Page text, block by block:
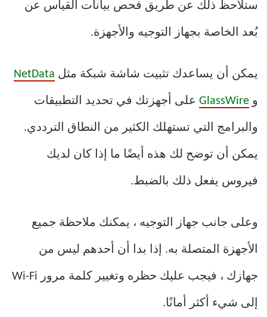
ستلاحظ ذلك عن طريق فحص بيانات القياس عن
بُعد الخاصة بجهاز التوجيه والأجهزة.
يمكن أن يساعدك تثبيت شاشة شبكة مثل NetData
و GlassWire على أجهزتك في تحديد التطبيقات
والبرامج التي تستهلك الكثير من النطاق الترددي.
يمكن أن توضح لك هذه أيضًا ما إذا كان لديك
فيروس يفعل ذلك بالضبط.
وعلى جانب جهاز التوجيه ، يمكنك ملاحظة جميع
الأجهزة المتصلة به. إذا بدا أن أحدهم ليس من
جهازك ، فيجب عليك حظره وتغيير كلمة مرور Wi-Fi
إلى شيء أكثر أمانًا.